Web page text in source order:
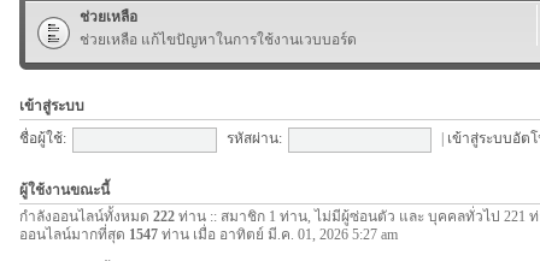
ช่วยเหลือ
ช่วยเหลือ แก้ไขปัญหาในการใช้งานเวบบอร์ด
เข้าสู่ระบบ
ชื่อผู้ใช้:
รหัสผ่าน: เข้าสู่ระบบอัต
ผู้ใช้งานขณะนี้
กำลังออนไลน์ทั้งหมด 222 ท่าน :: สมาชิก 1 ท่าน, ไม่มีผู้ซ่อนตัว และ บุคคลทั่วไป 221
ออนไลน์มากที่สุด 1547 ท่าน เมื่อ อาทิตย์ มี.ค. 01, 2026 5:27 am